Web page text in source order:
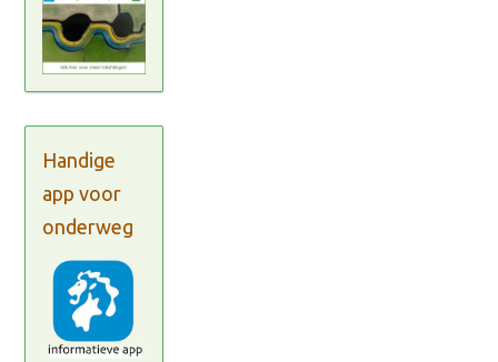
Handige
app voor
onderweg